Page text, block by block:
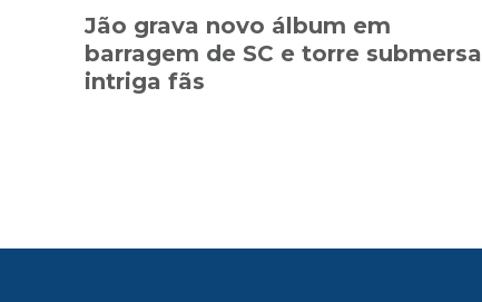
Jão grava novo álbum em
barragem de SC e torre submersa
intriga fãs